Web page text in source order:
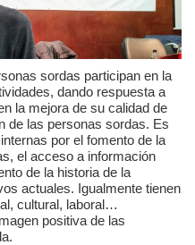
sordas participan en la
dando respuesta a
la mejora de su calidad de
de las personas sordas. Es
por el fomento de la
el acceso a información
de la historia de la
actuales. Igualmente tienen
cultural, laboral…
positiva de las